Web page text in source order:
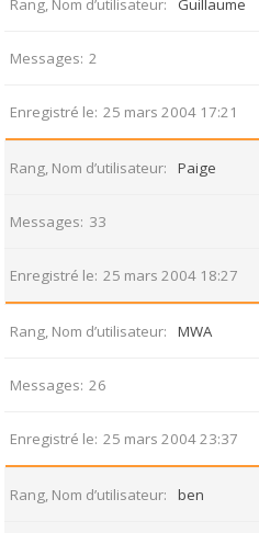
Rang, Nom d’utilisateur Guillaume
Messages 2
Enregistré le 25 mars 2004 17:21
Rang, Nom d’utilisateur Paige
Messages 33
Enregistré le 25 mars 2004 18:27
Rang, Nom d’utilisateur MWA
Messages 26
Enregistré le 25 mars 2004 23:37
Rang, Nom d’utilisateur ben